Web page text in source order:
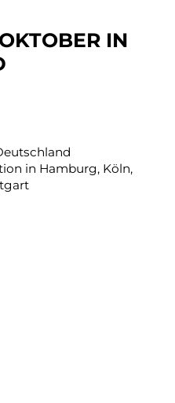
IN
in Hamburg, Köln,